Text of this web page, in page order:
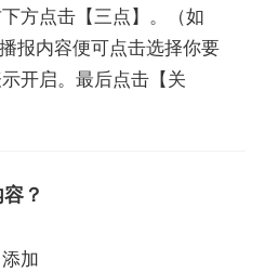
方点击【三点】。（如
报内容便可点击选择你要
开启。最后点击【关
？
加